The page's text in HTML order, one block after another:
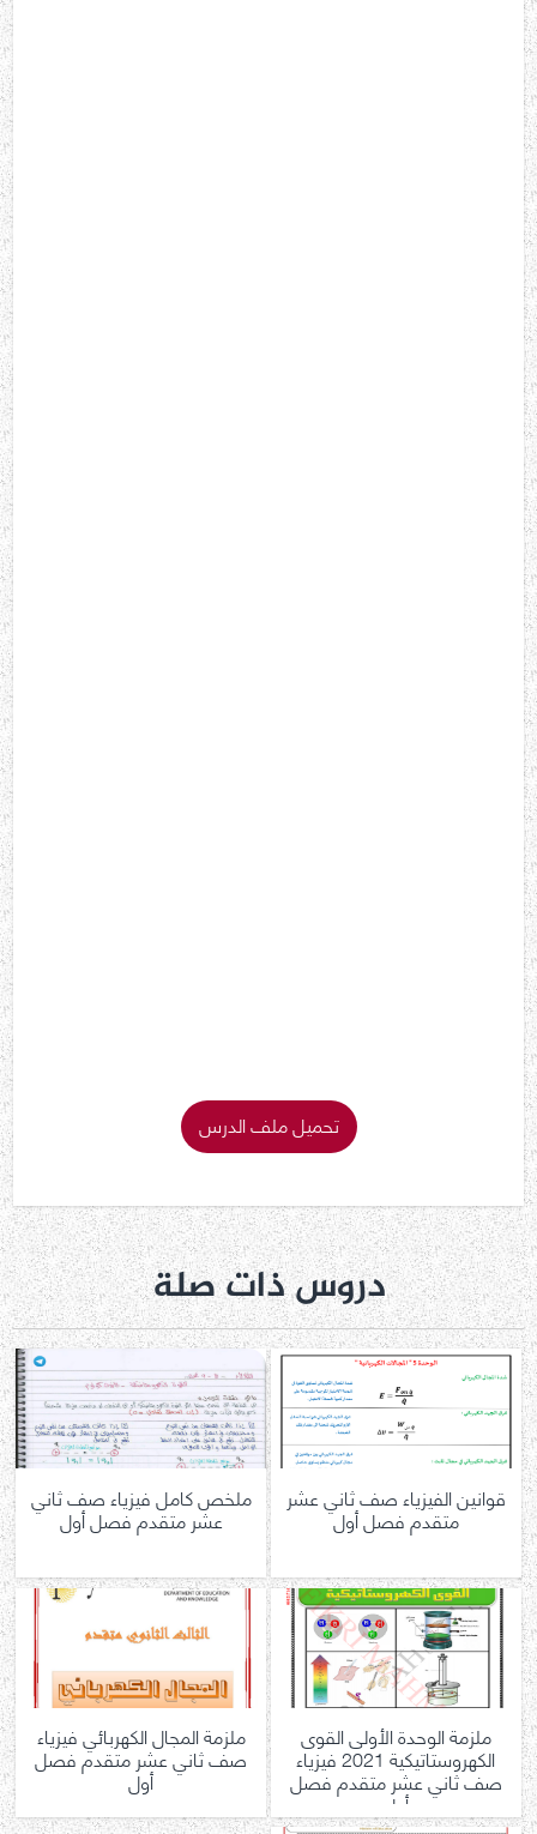
تحميل ملف الدرس
دروس ذات صلة
قوانين الفيزياء صف ثاني عشر
متقدم فصل أول
ملخص كامل فيزياء صف ثاني
عشر متقدم فصل أول
ملزمة الوحدة الأولى القوى
الكهروستاتيكية 2021 فيزياء
صف ثاني عشر متقدم فصل
أول
ملزمة المجال الكهربائي فيزياء
صف ثاني عشر متقدم فصل
أول